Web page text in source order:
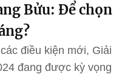
Bửu: Để chọn
điều kiện mới, Giải
đang được kỳ vọng